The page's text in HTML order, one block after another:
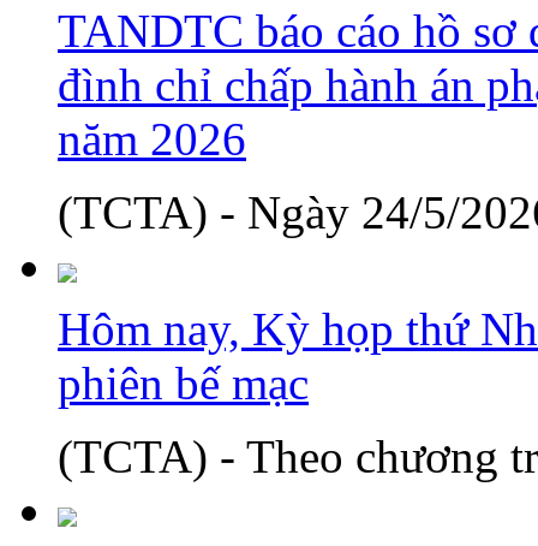
TANDTC báo cáo hồ sơ
đình chỉ chấp hành án
năm 2026
(TCTA) - Ngày 24/5/
Hôm nay, Kỳ họp thứ
phiên bế mạc
(TCTA) - Theo chương